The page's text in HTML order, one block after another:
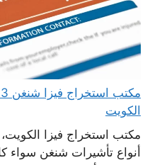
الكويت
مكتب استخراج فيزا
أنواع تأشيرات شنغن سواء